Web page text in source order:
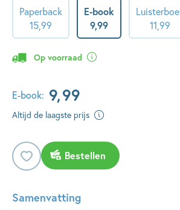
Paperback
15,99
E-book
9,99
11,99
Op voorraad
E-book: 9,99
Altijd de laagste prijs
Bestellen
Samenvatting